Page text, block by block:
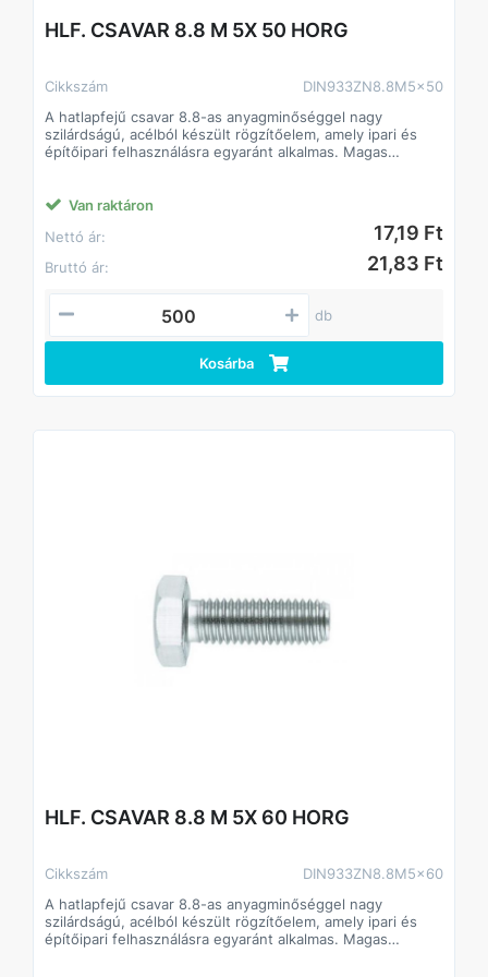
HLF. CSAVAR 8.8 M 5X 50 HORG
Cikkszám
DIN933ZN8.8M5x50
A hatlapfejű csavar 8.8-as anyagminőséggel nagy
szilárdságú, acélból készült rögzítőelem, amely ipari és
építőipari felhasználásra egyaránt alkalmas. Magas
hatlapfej kialakítása lehetővé teszi a gyors és precíz
Jellemzők:
• Anyagminőség: 8.8 acél, magas szakítószilárdság
• Strapabíró, hosszú élettartamú
• Beltéri és kültéri alkalmazásokhoz egyaránt
• Kompatibilis anyákkal és alátétekkel
Van raktáron
Nettó ár:
17,19 Ft
Bruttó ár: 21,83 Ft
db
Kosárba
HLF. CSAVAR 8.8 M 5X 60 HORG
Cikkszám
DIN933ZN8.8M5x60
A hatlapfejű csavar 8.8-as anyagminőséggel nagy
szilárdságú, acélból készült rögzítőelem, amely ipari és
építőipari felhasználásra egyaránt alkalmas. Magas